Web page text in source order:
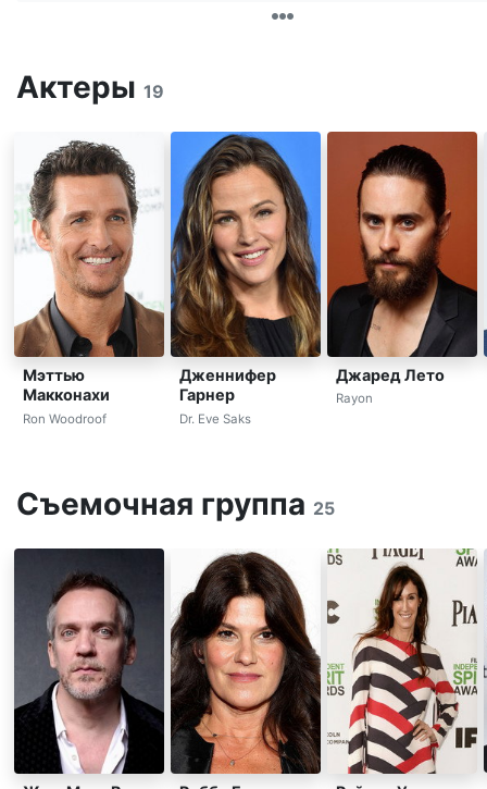
Актеры 19
Мэттью
Макконахи
Ron Woodroof
Дженнифер
Гарнер
Dr. Eve Saks
Джаред Лето
Rayon
Съемочная группа 25